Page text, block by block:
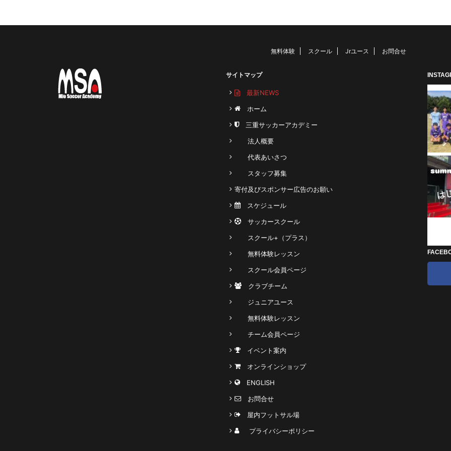
無料体験 スクール Jrユース お問合せ
サイトマップ
最新NEWS
ホーム
三重サッカーアカデミー
法人概要
代表あいさつ
スタッフ募集
寄付及びスポンサー広告のお願い
スケジュール
サッカースクール
スクール+（プラス）
無料体験レッスン
スクール会員ページ
クラブチーム
ジュニアユース
無料体験レッスン
チーム会員ページ
イベント案内
オンラインショップ
ENGLISH
お問合せ
屋内フットサル場
プライバシーポリシー